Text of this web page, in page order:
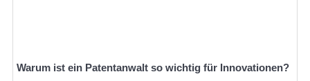
Warum ist ein Patentanwalt so wichtig für Innovationen?